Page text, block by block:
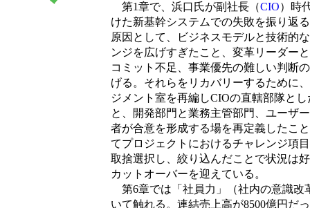
第1章で、浜口氏が副社長（CIO）時
けた新基幹システムでの失敗を振り返
原因として、ビジネスモデルと技術的
ンジを広げすぎたこと、変革リーダー
コミット不足、事業優先の難しい判断
げる。それらをリカバリーするために
ジメント室を再編しCIOの直轄部隊とし
と、開発部門と業務主管部門、ユーザ
者が合意を形成する場を再定義したこ
てプロジェクトにおけるチャレンジ項
取捨選択し、絞り込んだことで状況は
カットオーバーを迎えている。
第6章では「社員力」（社内の意識改
いて触れる。連結売上高が8500億円だ